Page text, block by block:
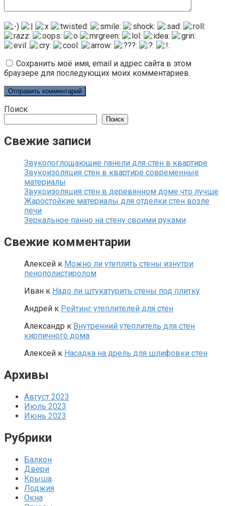
Сохранить моё имя, email и адрес сайта в этом
браузере для последующих моих комментариев.
Поиск
Поиск
Свежие записи
Звукопоглощающие панели для стен в квартире
Звукоизоляция стен в квартире современные
материалы
Звукоизоляция стен в деревянном доме что лучше
Жаростойкие материалы для отделки стен возле
печи
Зеркальное панно на стену своими руками
Свежие комментарии
Алексей к Можно ли утеплять стены изнутри
пенополистиролом
Иван к Надо ли штукатурить стены под плитку
Андрей к Рейтинг утеплителей для стен
Александр к Внутренний утеплитель для стен
кирпичного дома
Алексей к Насадка на дрель для шлифовки стен
Архивы
Август 2023
Июль 2023
Июнь 2023
Рубрики
Балкон
Двери
Крыша
Лоджия
Окна